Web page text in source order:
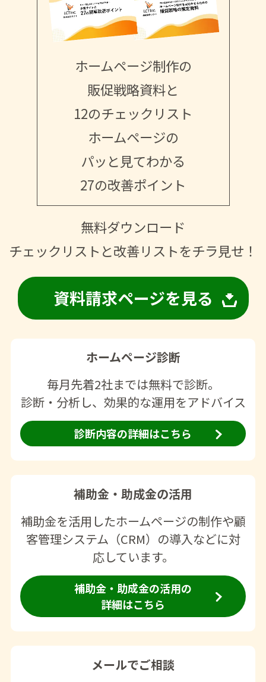
ホームページ制作の
販促戦略資料と
12のチェックリスト
ホームページの
パッと見てわかる
27の改善ポイント
無料ダウンロード
チェックリストと改善リストをチラ見せ！
資料請求ページを見る
ホームページ診断
毎月先着2社までは無料で診断。
診断・分析し、効果的な運用をアドバイス
診断内容の詳細はこちら
補助金・助成金の活用
補助金を活用したホームページの制作や顧
客管理システム（CRM）の導入などに対
応しています。
補助金・助成金の活用の
詳細はこちら
メールでご相談